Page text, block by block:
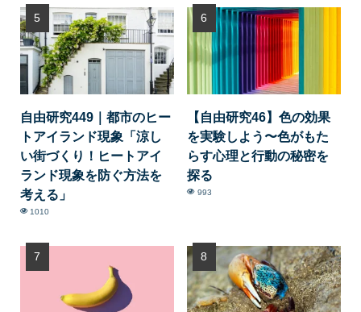
自由研究449｜都市のヒー
トアイランド現象「涼し
い街づくり！ヒートアイ
ランド現象を防ぐ方法を
考える」
1010
【自由研究46】色の効果
を実験しよう〜色がもた
らす心理と行動の秘密を
探る
993